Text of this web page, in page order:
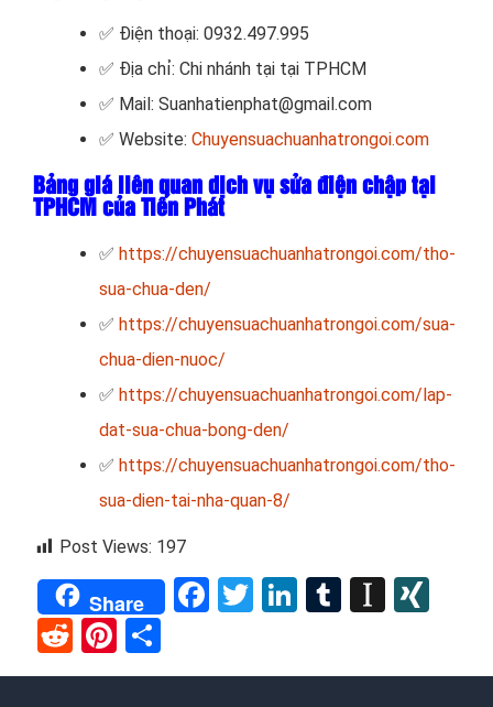
✅ Điện thoại: 0932.497.995
✅ Địa chỉ: Chi nhánh tại tại TPHCM
✅ Mail: Suanhatienphat@gmail.com
✅ Website: Chuyensuachuanhatrongoi.com
Bảng giá liên quan dịch vụ sửa điện chập tại
TPHCM của Tiến Phát
✅ https://chuyensuachuanhatrongoi.com/tho-
sua-chua-den/
✅ https://chuyensuachuanhatrongoi.com/sua-
chua-dien-nuoc/
✅ https://chuyensuachuanhatrongoi.com/lap-
dat-sua-chua-bong-den/
✅ https://chuyensuachuanhatrongoi.com/tho-
sua-dien-tai-nha-quan-8/
Post Views: 197
Share Facebook
TwitterLinkedIn
Tumblr
RedditPinterest